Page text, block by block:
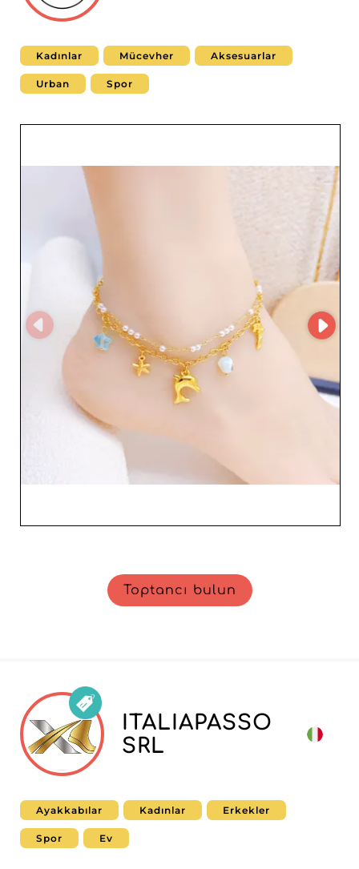
Kadınlar Mücevher Aksesuarlar
Urban Spor
Toptancı bulun
ITALIAPASSO
SRL
Ayakkabılar Kadınlar Erkekler
Spor Ev